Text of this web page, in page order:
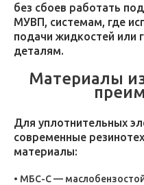
без сбоев работать
МУВП, системам, где
подачи жидкостей или
деталям.
Материалы
Для уплотнительных
современные
материалы:
МБС-С —